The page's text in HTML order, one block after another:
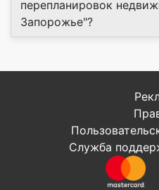
перепланировок
Запорожье"?
Служба